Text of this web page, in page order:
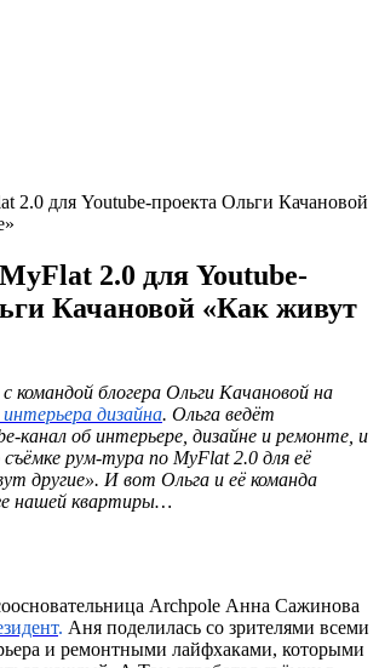
2.0 для Youtube-проекта Ольги Качановой
2.0 для Youtube-
Качановой «Как живут
командой блогера Ольги Качановой на
интерьера дизайна. Ольга ведёт
канал об интерьере, дизайне и ремонте, и
рум-тура по MyFlat 2.0 для её
другие». И вот Ольга и её команда
нашей квартиры…
Archpole Анна Сажинова
. Аня поделилась со зрителями всеми
и ремонтными лайфхаками, которыми